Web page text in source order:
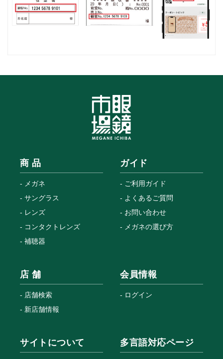
商 品
メガネ
サングラス
レンズ
コンタクトレンズ
補聴器
ガイド
ご利用ガイド
よくあるご質問
お問い合わせ
メガネの選び方
店 舗
店舗検索
新店舗情報
会員情報
ログイン
サイトについて 多言語対応ページ